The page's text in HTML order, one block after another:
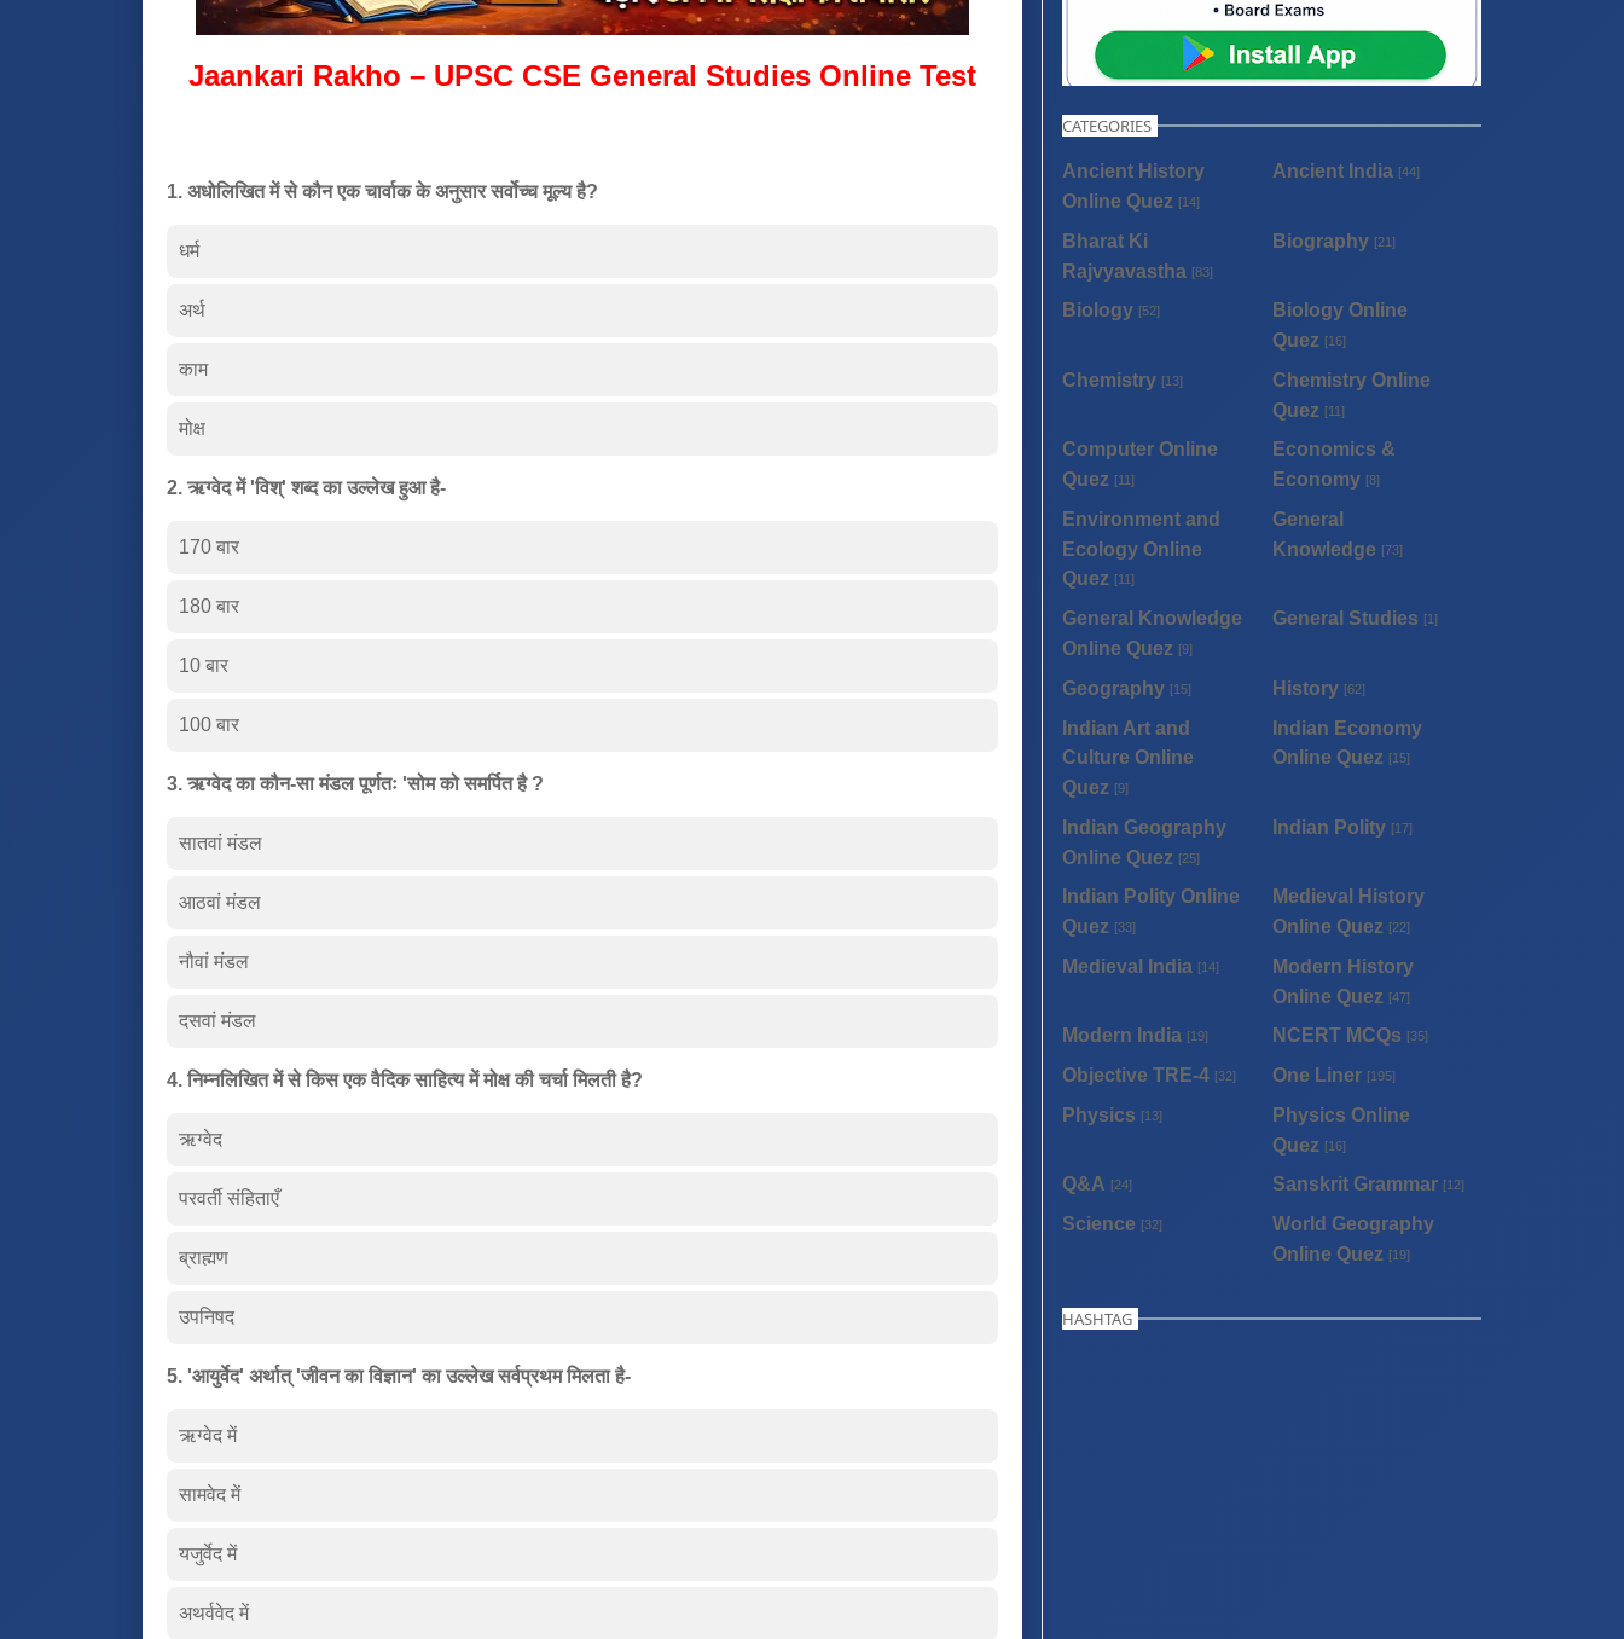
Jaankari Rakho – UPSC CSE General Studies Online Test
1. अधोलिखित में से कौन एक चार्वाक के अनुसार सर्वोच्च मूल्य है?
धर्म
अर्थ
काम
मोक्ष
2. ऋग्वेद में 'विश्' शब्द का उल्लेख हुआ है-
170 बार
180 बार
10 बार
100 बार
3. ऋग्वेद का कौन-सा मंडल पूर्णतः 'सोम को समर्पित है ?
सातवां मंडल
आठवां मंडल
नौवां मंडल
दसवां मंडल
4. निम्नलिखित में से किस एक वैदिक साहित्य में मोक्ष की चर्चा मिलती है?
ऋग्वेद
परवर्ती संहिताएँ
ब्राह्मण
उपनिषद
5. 'आयुर्वेद' अर्थात् 'जीवन का विज्ञान' का उल्लेख सर्वप्रथम मिलता है-
ऋग्वेद में
सामवेद में
यजुर्वेद में
अथर्ववेद में
CATEGORIES
Ancient History
Online Quez [14]
Ancient India [44]
Bharat Ki
Rajvyavastha [83]
Biography [21]
Biology [52]
Biology Online
Quez [16]
Chemistry [13]
Chemistry Online
Quez [11]
Computer Online
Quez [11]
Economics &
Economy [8]
Environment and
Ecology Online
Quez [11]
General
Knowledge [73]
General Knowledge
Online Quez [9]
General Studies [1]
Geography [15] History [62]
Indian Art and
Culture Online
Quez [9]
Indian Economy
Online Quez [15]
Indian Geography
Online Quez [25]
Indian Polity [17]
Indian Polity Online
Quez [33]
Medieval History
Online Quez [22]
Medieval India [14]
Modern History
Online Quez [47]
Modern India [19] NCERT MCQs [35]
Objective TRE-4 [32] One Liner [195]
Physics [13]
Physics Online
Quez [16]
Q&A [24] Sanskrit Grammar [12]
Science [32]
World Geography
Online Quez [19]
HASHTAG